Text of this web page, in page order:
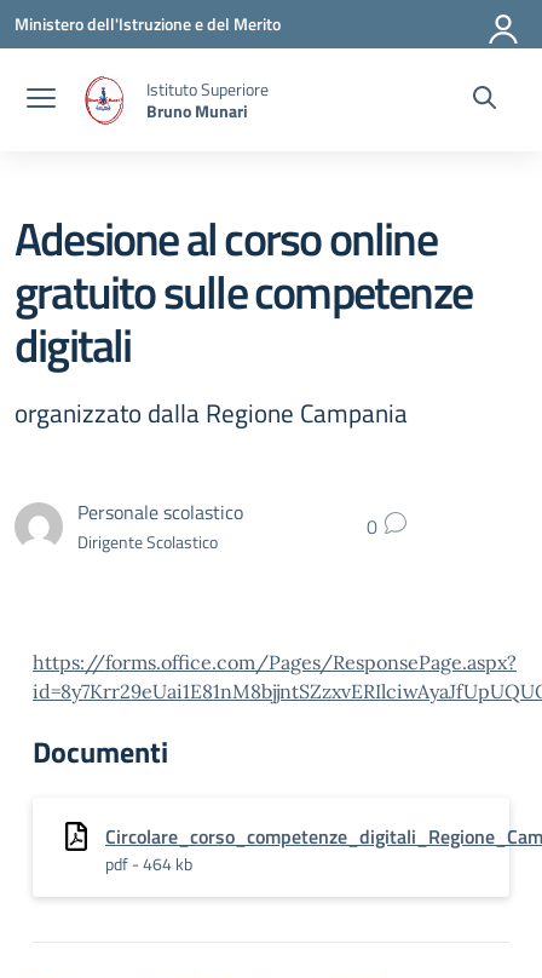
Vai ai contenuti
Vai al menu di navigazione
Vai al footer
Ministero dell'Istruzione e del Merito
Istituto Superiore
Bruno Munari
Adesione al corso online
gratuito sulle competenze
digitali
organizzato dalla Regione Campania
Personale scolastico
Dirigente Scolastico 0
https://forms.office.com/Pages/ResponsePage.aspx?
Documenti
pdf - 464 kb